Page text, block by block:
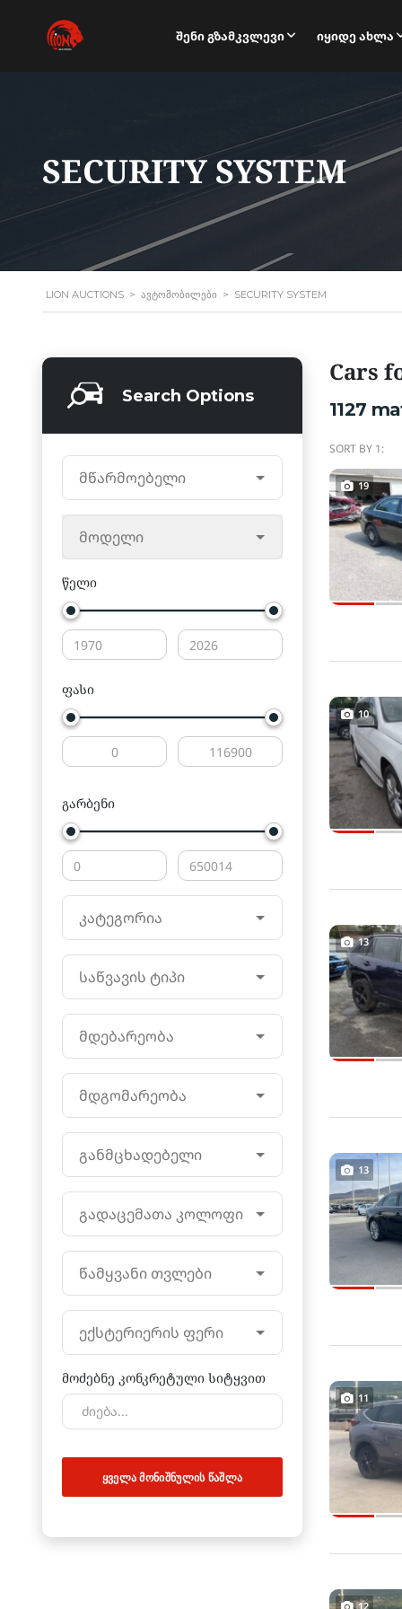
Შენი Გზამკვლევი Იყიდე Ახლა
SECURITY SYSTEM
LION AUCTIONS > ᲐᲕᲢᲝᲛᲝᲑᲘᲚᲔᲑᲘ > SECURITY SYSTEM
Search Options
მწარმოებელი
მოდელი
წელი
ფასი
გარბენი
კატეგორია
საწვავის ტიპი
მდებარეობა
მდგომარეობა
განმცხადებელი
გადაცემათა კოლოფი
წამყვანი თვლები
ექსტერიერის ფერი
მოძებნე კონკრეტული სიტყვით
ᲧᲕᲔᲚᲐ ᲛᲝᲜᲘᲨᲜᲣᲚᲘᲡ ᲬᲐᲨᲚᲐ
Cars
1127
SORT BY 1:
19
10
13
13
11
12